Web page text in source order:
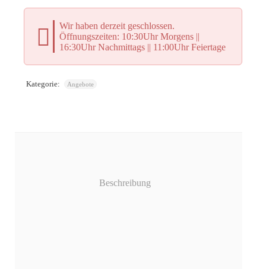
Wir haben derzeit geschlossen.
Öffnungszeiten: 10:30Uhr Morgens ||
16:30Uhr Nachmittags || 11:00Uhr Feiertage
Kategorie: Angebote
Beschreibung